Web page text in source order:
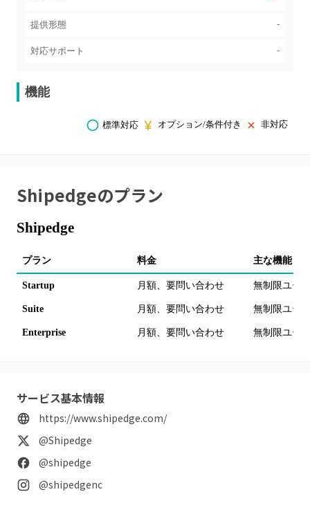
提供形態 -
対応サポート -
機能
標準対応 オプション/条件付き 非対応
Shipedgeのプラン
Shipedge
プラン 料金 主な機能・
Startup 月額、要問い合わせ 無制限ユー
Suite 月額、要問い合わせ 無制限ユー
Enterprise 月額、要問い合わせ 無制限ユー
サービス基本情報
https://www.shipedge.com/
@Shipedge
@shipedge
@shipedgenc